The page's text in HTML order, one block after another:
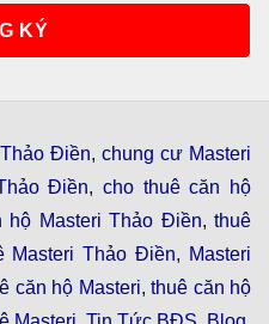
Điền, chung cư Masteri
Điền, cho thuê căn hộ
hộ Masteri Thảo Điền,thuê
Masteri Thảo Điền, Masteri
căn hộ Masteri, thuê căn hộ